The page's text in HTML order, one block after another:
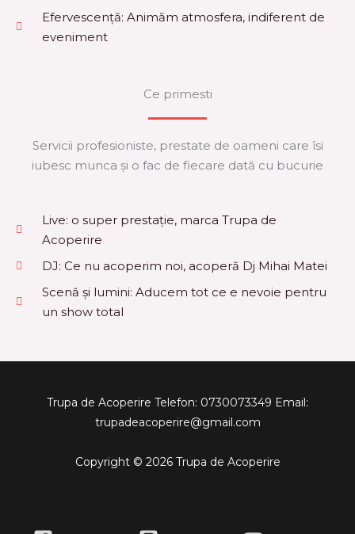
Efervescență: Animăm atmosfera, indiferent de
eveniment
Ce primesti
Servicii profesioniste, prestate de oameni care îsi
iubesc munca și o fac de fiecare dată cu bucurie
Live: o super prestație, marca Trupa de
Acoperire
DJ: Ce nu acoperim noi, acoperă Dj Mihai Matei
Scenă și lumini: Aducem tot ce e nevoie pentru
un show total
Trupa de Acoperire Telefon: 0730073349 Email:
trupadeacoperire@gmail.com
Copyright © 2026 Trupa de Acoperire